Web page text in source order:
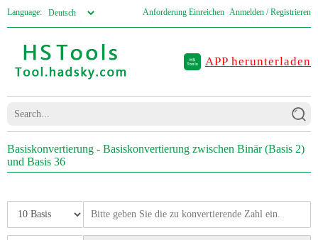
Language: Anforderung Einreichen Anmelden / Registrieren
APP herunterladen
Basiskonvertierung - Basiskonvertierung zwischen Binär (Basis 2)
und Basis 36